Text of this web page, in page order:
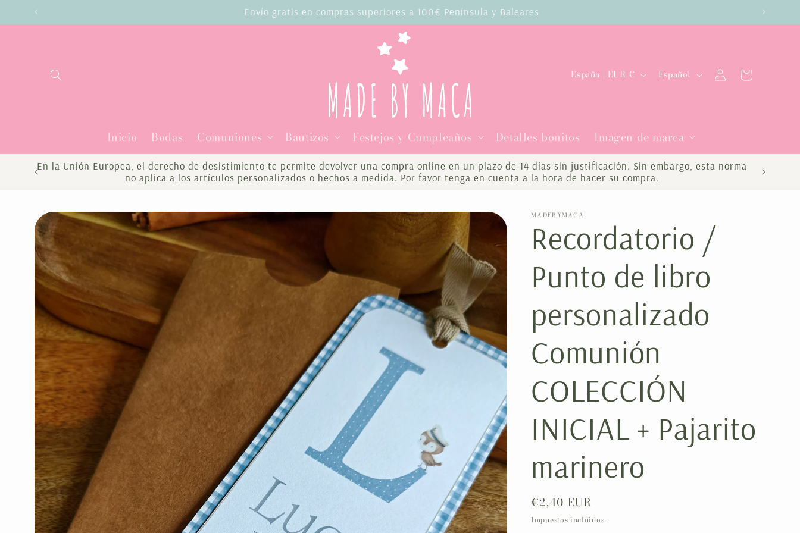
directamente
al contenido
Envío gratis en compras superiores a 100€ Península y Baleares
Inicio Bodas Comuniones Bautizos Festejos y Cumpleaños Detalles bonitos Imagen de marca
P
s
/
r
e
g
i
ó
España | EUR €
o
m
a
Español
Iniciar
sesión
Carrito
En la Unión Europea, el derecho de desistimiento te permite devolver una compra online en un plazo de 14 días sin justificación. Sin embargo, esta norma
no aplica a los artículos personalizados o hechos a medida. Por favor tenga en cuenta a la hora de hacer su compra.
directamente
a la
información
del producto
MADEBYMACA
Recordatorio /
Punto de libro
personalizado
Comunión
COLECCIÓN
INICIAL + Pajarito
marinero
Precio
habitual
€2,40 EUR
Impuestos incluidos.